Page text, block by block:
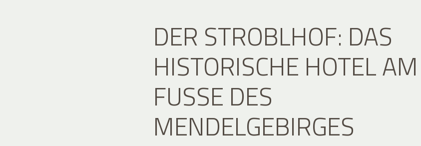
DER STROBLHOF: DAS
HISTORISCHE HOTEL AM
FUSSE DES M
ENDELGEBIRGES